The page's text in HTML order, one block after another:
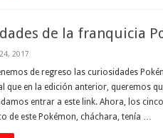
de la franquicia
2017
de regreso las curiosidades
que en la edición anterior, queremos
entrar a este link. Ahora, los
de este Pokémon, cháchara, tenía …